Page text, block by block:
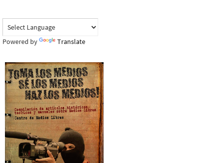
Powered by Translate